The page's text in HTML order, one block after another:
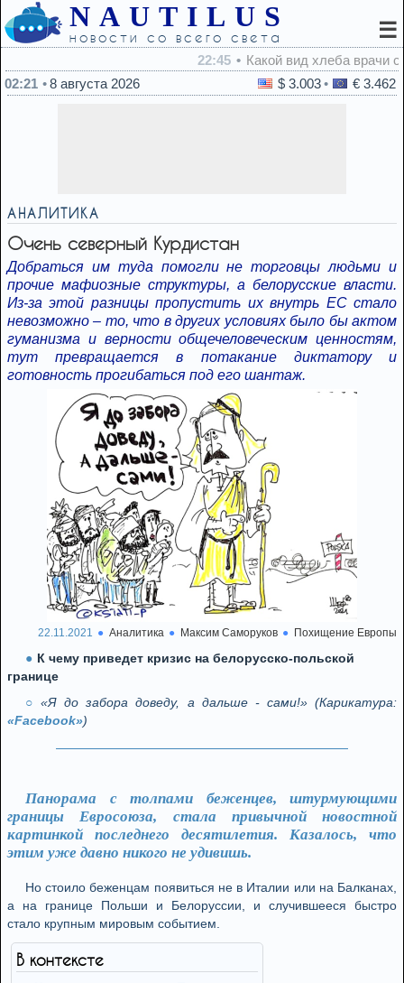
NAUTILUS
новости со всего света ☰
Какой вид хлеба врачи советуют есть для контроля
02:21
8 августа 2026 $ 3.003 € 3.462
АНАЛИТИКА
Очень северный Курдистан
Добраться им туда помогли не торговцы людьми и
прочие мафиозные структуры, а белорусские власти.
Из-за этой разницы пропустить их внутрь ЕС стало
невозможно – то, что в других условиях было бы актом
гуманизма и верности общечеловеческим ценностям,
тут превращается в потакание диктатору и
готовность прогибаться под его шантаж.
22.11.2021 Аналитика Максим Саморуков Похищение Европы
К чему приведет кризис на белорусско-польской
границе
«Я до забора доведу, а дальше - сами!» (Карикатура:
«Facebook»)
Панорама с толпами беженцев, штурмующими
границы Евросоюза, стала привычной новостной
картинкой последнего десятилетия. Казалось, что
этим уже давно никого не удивишь.
Но стоило беженцам появиться не в Италии или на Балканах,
а на границе Польши и Белоруссии, и случившееся быстро
стало крупным мировым событием.
В контексте